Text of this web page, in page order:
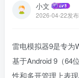
小文
2026-04-22发布
雷电模拟器9是专为
基于Android 9（64
性和多开管理上表